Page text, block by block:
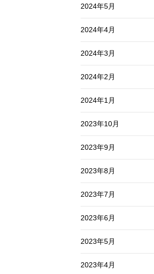
2024年5月
2024年4月
2024年3月
2024年2月
2024年1月
2023年10月
2023年9月
2023年8月
2023年7月
2023年6月
2023年5月
2023年4月